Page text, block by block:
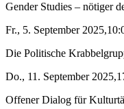
Gender Studies – nötiger
Fr., 5. September
Die Politische
Do., 11. September
Offener Dialog für